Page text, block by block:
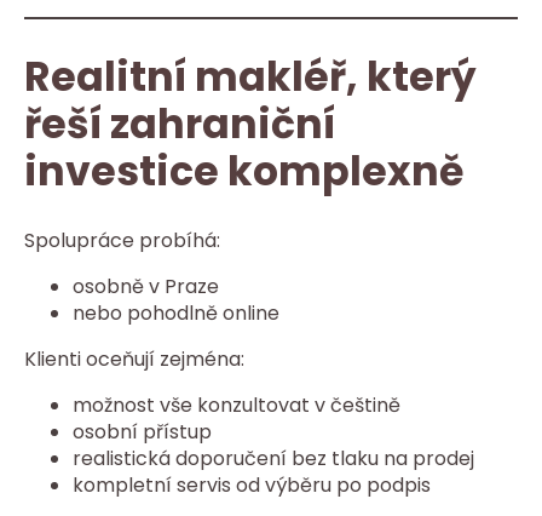
Realitní makléř, který
řeší zahraniční
investice komplexně
Spolupráce probíhá:
osobně v Praze
nebo pohodlně online
Klienti oceňují zejména:
možnost vše konzultovat v češtině
osobní přístup
realistická doporučení bez tlaku na prodej
kompletní servis od výběru po podpis